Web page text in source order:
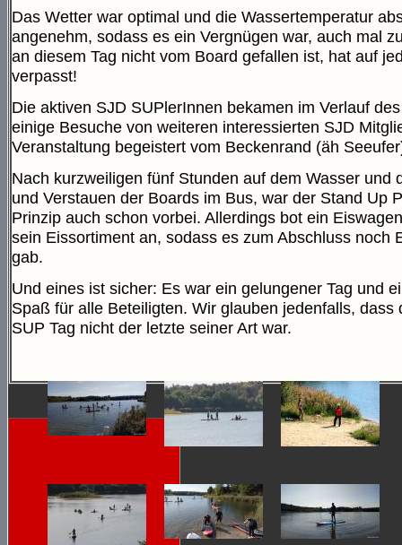
Das Wetter war optimal und die Wassertemperatur
angenehm, sodass es ein Vergnügen war, auch mal
an diesem Tag nicht vom Board gefallen ist, hat auf
verpasst!
Die aktiven SJD SUPlerInnen bekamen im Verlauf
einige Besuche von weiteren interessierten SJD
Veranstaltung begeistert vom Beckenrand (äh
Nach kurzweiligen fünf Stunden auf dem Wasser und
und Verstauen der Boards im Bus, war der Stand Up
Prinzip auch schon vorbei. Allerdings bot ein
sein Eissortiment an, sodass es zum Abschluss noch
gab.
Und eines ist sicher: Es war ein gelungener Tag und
Spaß für alle Beteiligten. Wir glauben jedenfalls, dass
SUP Tag nicht der letzte seiner Art war.